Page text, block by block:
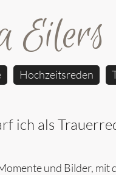
Hochzeitsreden
ich als
und Bilder,
Eilers